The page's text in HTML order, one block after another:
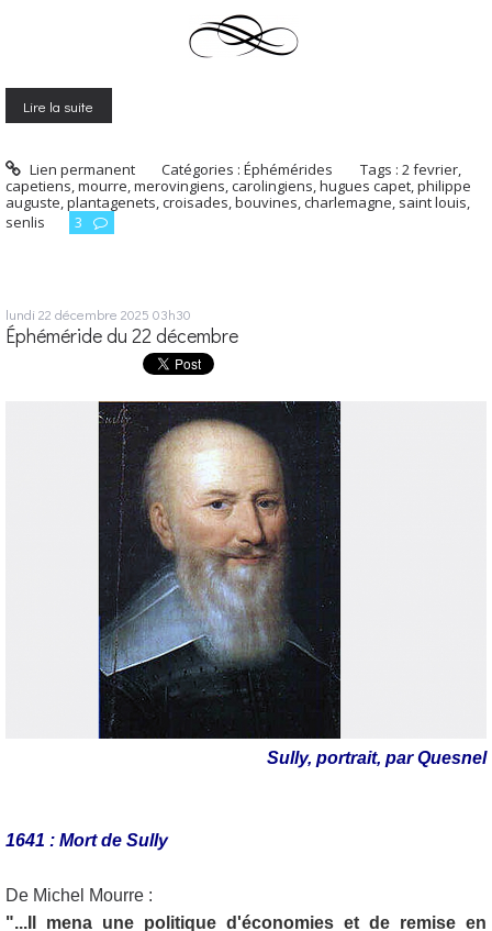
Lire la suite
Lien permanent Catégories :Éphémérides Tags :2 fevrier,
capetiens,mourre,merovingiens,carolingiens,hugues capet,philippe
auguste,plantagenets,croisades,bouvines,charlemagne, saint louis,
senlis
3
lundi 22 décembre 2025 03h30
Éphéméride du 22 décembre
Sully, portrait, par Quesnel
1641 : Mort de Sully
De Michel Mourre :
"...Il mena une politique d'économies et de remise en